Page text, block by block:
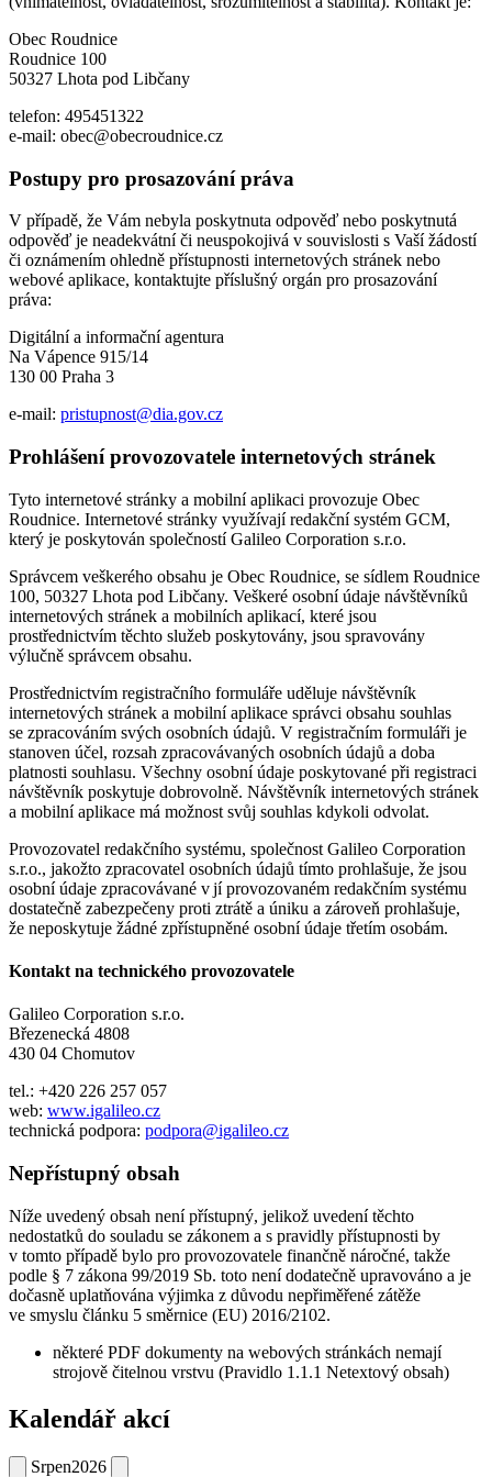
Obec Roudnice
Roudnice 100
50327 Lhota pod Libčany
telefon: 495451322
e-mail: obec@obecroudnice.cz
Postupy pro prosazování práva
V případě, že Vám nebyla poskytnuta odpověď nebo poskytnutá
odpověď je neadekvátní či neuspokojivá v souvislosti s Vaší žádostí
či oznámením ohledně přístupnosti internetových stránek nebo
webové aplikace, kontaktujte příslušný orgán pro prosazování
práva:
Digitální a informační agentura
Na Vápence 915/14
130 00 Praha 3
e-mail: pristupnost@dia.gov.cz
Prohlášení provozovatele internetových stránek
Tyto internetové stránky a mobilní aplikaci provozuje Obec
Roudnice. Internetové stránky využívají redakční systém GCM,
který je poskytován společností Galileo Corporation s.r.o.
Správcem veškerého obsahu je Obec Roudnice, se sídlem Roudnice
100, 50327 Lhota pod Libčany. Veškeré osobní údaje návštěvníků
internetových stránek a mobilních aplikací, které jsou
prostřednictvím těchto služeb poskytovány, jsou spravovány
výlučně správcem obsahu.
Prostřednictvím registračního formuláře uděluje návštěvník
internetových stránek a mobilní aplikace správci obsahu souhlas
se zpracováním svých osobních údajů. V registračním formuláři je
stanoven účel, rozsah zpracovávaných osobních údajů a doba
platnosti souhlasu. Všechny osobní údaje poskytované při registraci
návštěvník poskytuje dobrovolně. Návštěvník internetových stránek
a mobilní aplikace má možnost svůj souhlas kdykoli odvolat.
Provozovatel redakčního systému, společnost Galileo Corporation
s.r.o., jakožto zpracovatel osobních údajů tímto prohlašuje, že jsou
osobní údaje zpracovávané v jí provozovaném redakčním systému
dostatečně zabezpečeny proti ztrátě a úniku a zároveň prohlašuje,
že neposkytuje žádné zpřístupněné osobní údaje třetím osobám.
Kontakt na technického provozovatele
Galileo Corporation s.r.o.
Březenecká 4808
430 04 Chomutov
tel.: +420 226 257 057
web: www.igalileo.cz
technická podpora: podpora@igalileo.cz
Nepřístupný obsah
Níže uvedený obsah není přístupný, jelikož uvedení těchto
nedostatků do souladu se zákonem a s pravidly přístupnosti by
v tomto případě bylo pro provozovatele finančně náročné, takže
podle § 7 zákona 99/2019 Sb. toto není dodatečně upravováno a je
dočasně uplatňována výjimka z důvodu nepřiměřené zátěže
ve smyslu článku 5 směrnice (EU) 2016/2102.
některé PDF dokumenty na webových stránkách nemají
strojově čitelnou vrstvu (Pravidlo 1.1.1 Netextový obsah)
Kalendář akcí
Srpen2026